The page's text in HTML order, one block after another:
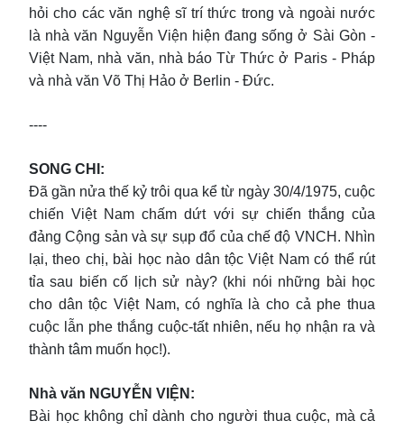
hỏi cho các văn nghệ sĩ trí thức trong và ngoài nước
là nhà văn Nguyễn Viện hiện đang sống ở Sài Gòn -
Việt Nam, nhà văn, nhà báo Từ Thức ở Paris - Pháp
và nhà văn Võ Thị Hảo ở Berlin - Đức.
----
SONG CHI:
Đã gần nửa thế kỷ trôi qua kể từ ngày 30/4/1975, cuộc
chiến Việt Nam chấm dứt với sự chiến thắng của
đảng Cộng sản và sự sụp đổ của chế độ VNCH. Nhìn
lại, theo chị, bài học nào dân tộc Việt Nam có thể rút
tỉa sau biến cố lịch sử này? (khi nói những bài học
cho dân tộc Việt Nam, có nghĩa là cho cả phe thua
cuộc lẫn phe thắng cuộc-tất nhiên, nếu họ nhận ra và
thành tâm muốn học!).
Nhà văn NGUYỄN VIỆN:
Bài học không chỉ dành cho người thua cuộc, mà cả